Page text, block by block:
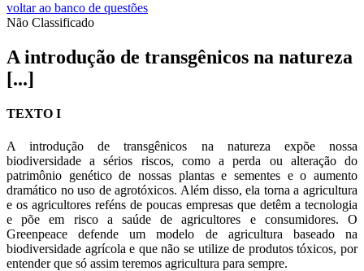
voltar ao banco de questões
Não Classificado
A introdução de transgênicos na natureza
[...]
TEXTO I
A introdução de transgênicos na natureza expõe nossa
biodiversidade a sérios riscos, como a perda ou alteração do
patrimônio genético de nossas plantas e sementes e o aumento
dramático no uso de agrotóxicos. Além disso, ela torna a agricultura
e os agricultores reféns de poucas empresas que detêm a tecnologia
e põe em risco a saúde de agricultores e consumidores. O
Greenpeace defende um modelo de agricultura baseado na
biodiversidade agrícola e que não se utilize de produtos tóxicos, por
entender que só assim teremos agricultura para sempre.